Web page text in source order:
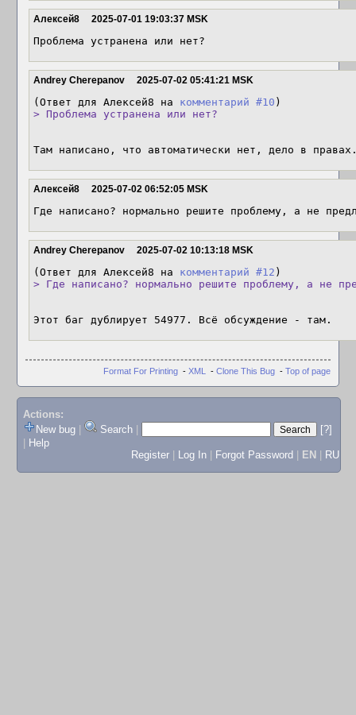
Алексей8 2025-07-01 19:03:37 MSK
Проблема устранена или нет?
Andrey Cherepanov 2025-07-02 05:41:21 MSK
(Ответ для Алексей8 на комментарий #10
> Проблема устранена или нет?
Там написано, что автоматически нет, дело в
Алексей8 2025-07-02 06:52:05 MSK
Где написано? нормально решите проблему, а не
Andrey Cherepanov 2025-07-02 10:13:18 MSK
(Ответ для Алексей8 на комментарий #12
> Где написано? нормально решите проблему, а не
Этот баг дублирует 54977. Всё обсуждение - там.
Format For Printing - XML - Clone This Bug - Top of page
Actions:
New bug
Search
[?]
Help
Register
Log In Forgot Password EN RU